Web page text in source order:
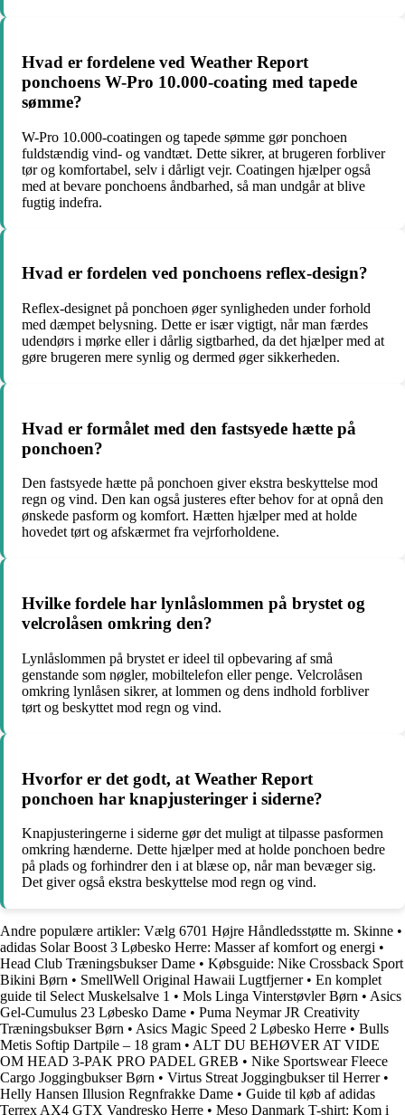
Hvad er fordelene ved Weather Report
ponchoens W-Pro 10.000-coating med tapede
sømme?
W-Pro 10.000-coatingen og tapede sømme gør ponchoen
fuldstændig vind- og vandtæt. Dette sikrer, at brugeren forbliver
tør og komfortabel, selv i dårligt vejr. Coatingen hjælper også
med at bevare ponchoens åndbarhed, så man undgår at blive
fugtig indefra.
Hvad er fordelen ved ponchoens reflex-design?
Reflex-designet på ponchoen øger synligheden under forhold
med dæmpet belysning. Dette er især vigtigt, når man færdes
udendørs i mørke eller i dårlig sigtbarhed, da det hjælper med at
gøre brugeren mere synlig og dermed øger sikkerheden.
Hvad er formålet med den fastsyede hætte på
ponchoen?
Den fastsyede hætte på ponchoen giver ekstra beskyttelse mod
regn og vind. Den kan også justeres efter behov for at opnå den
ønskede pasform og komfort. Hætten hjælper med at holde
hovedet tørt og afskærmet fra vejrforholdene.
Hvilke fordele har lynlåslommen på brystet og
velcrolåsen omkring den?
Lynlåslommen på brystet er ideel til opbevaring af små
genstande som nøgler, mobiltelefon eller penge. Velcrolåsen
omkring lynlåsen sikrer, at lommen og dens indhold forbliver
tørt og beskyttet mod regn og vind.
Hvorfor er det godt, at Weather Report
ponchoen har knapjusteringer i siderne?
Knapjusteringerne i siderne gør det muligt at tilpasse pasformen
omkring hænderne. Dette hjælper med at holde ponchoen bedre
på plads og forhindrer den i at blæse op, når man bevæger sig.
Det giver også ekstra beskyttelse mod regn og vind.
Andre populære artikler: Vælg 6701 Højre Håndledsstøtte m. Skinne •
adidas Solar Boost 3 Løbesko Herre: Masser af komfort og energi •
Head Club Træningsbukser Dame • Købsguide: Nike Crossback Sport
Bikini Børn • SmellWell Original Hawaii Lugtfjerner• En komplet
guide til Select Muskelsalve 1 • Mols Linga Vinterstøvler Børn • Asics
Gel-Cumulus 23 Løbesko Dame • Puma Neymar JR Creativity
Træningsbukser Børn • Asics Magic Speed 2 Løbesko Herre • Bulls
Metis Softip Dartpile – 18 gram • ALT DU BEHØVER AT VIDE
OM HEAD 3-PAK PRO PADEL GREB • Nike Sportswear Fleece
Cargo Joggingbukser Børn • Virtus Streat Joggingbukser til Herrer•
Helly Hansen Illusion Regnfrakke Dame • Guide til køb af adidas
Terrex AX4 GTX Vandresko Herre • Meso Danmark T-shirt: Kom i